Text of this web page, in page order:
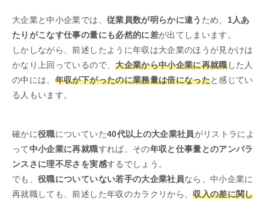
大企業と中小企業では、 従業員数が明らかに違う ため、 1人あ
たりがこなす仕事の量にも必然的に差が出てしまいます。
しかしながら、前述したように年収は大企業のほうが見かけは
かなり上回っているので、大企業から中小企業に再就職した人
の中には、 年収が下がったのに業務量は倍になったと感じてい
る人もいます。
確かに役職についていた40代以上の大企業社員がリストラによ
って中小企業に再就職すれば、その年収と仕事量とのアンバラ
ンスさに理不尽さを実感するでしょう。
でも、役職についていない若手の大企業社員なら、中小企業に
再就職しても、前述した年収のカラクリから、収入の差に関し